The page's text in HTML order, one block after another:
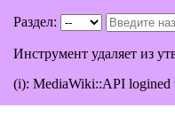
Раздел:
Инструмент удаляет из
(i): MediaWiki::API logined